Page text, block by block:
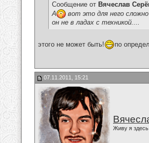
Сообщение от Вячеслав
А
вот это для него
он не в ладах с техникой....
этого не может быть! по
07.11.2011, 15:21
Живу я здесь